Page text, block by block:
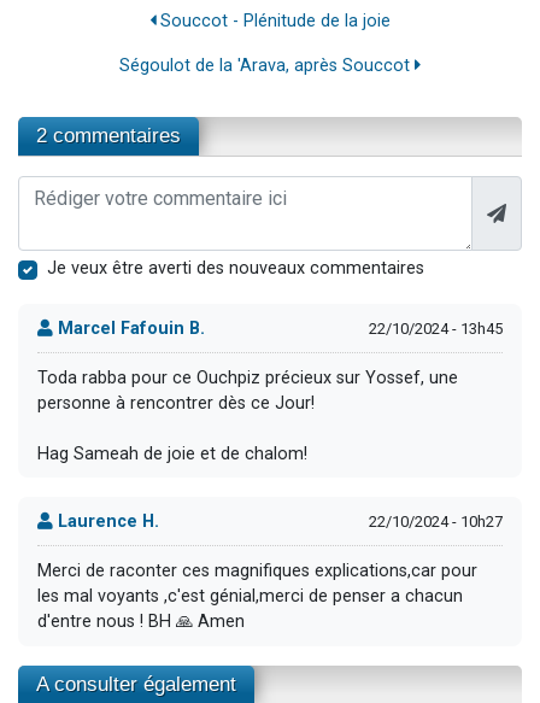
Souccot - Plénitude de la joie
Ségoulot de la 'Arava, après Souccot
2 commentaires
Je veux être averti des nouveaux commentaires
Marcel Fafouin B. 22/10/2024 - 13h45
Toda rabba pour ce Ouchpiz précieux sur Yossef, une
personne à rencontrer dès ce Jour!
Hag Sameah de joie et de chalom!
Laurence H. 22/10/2024 - 10h27
Merci de raconter ces magnifiques explications,car pour
les mal voyants ,c'est génial,merci de penser a chacun
d'entre nous ! BH 🙏 Amen
A consulter également